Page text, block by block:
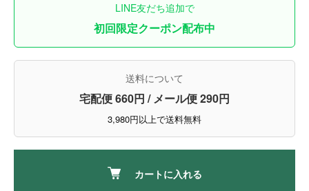
LINE友だち追加で
初回限定クーポン配布中
送料について
宅配便 660円 / メール便 290円
3,980円以上で送料無料
カートに入れる